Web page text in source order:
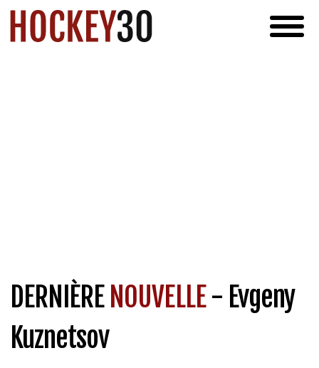
DERNIÈRENOUVELLE- Evgeny
Kuznetsov